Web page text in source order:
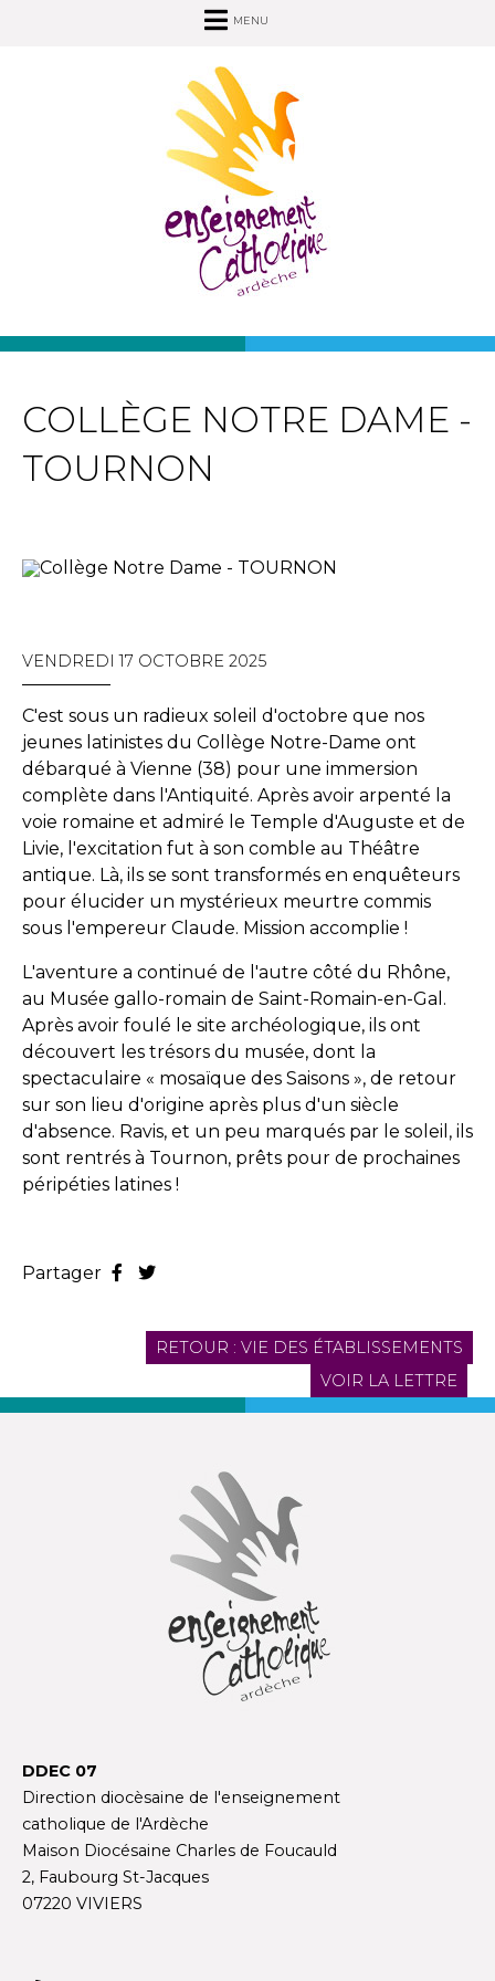
MENU
COLLÈGE NOTRE DAME -
TOURNON
VENDREDI 17 OCTOBRE 2025
C'est sous un radieux soleil d'octobre que nos
jeunes latinistes du Collège Notre-Dame ont
débarqué à Vienne (38) pour une immersion
complète dans l'Antiquité. Après avoir arpenté la
voie romaine et admiré le Temple d'Auguste et de
Livie, l'excitation fut à son comble au Théâtre
antique. Là, ils se sont transformés en enquêteurs
pour élucider un mystérieux meurtre commis
sous l'empereur Claude. Mission accomplie !
L'aventure a continué de l'autre côté du Rhône,
au Musée gallo-romain de Saint-Romain-en-Gal.
Après avoir foulé le site archéologique, ils ont
découvert les trésors du musée, dont la
spectaculaire « mosaïque des Saisons », de retour
sur son lieu d'origine après plus d'un siècle
d'absence. Ravis, et un peu marqués par le soleil, ils
sont rentrés à Tournon, prêts pour de prochaines
péripéties latines !
Partager
RETOUR : VIE DES ÉTABLISSEMENTS
VOIR LA LETTRE
DDEC 07
Direction diocèsaine de l'enseignement
catholique de l'Ardèche
Maison Diocésaine Charles de Foucauld
2, Faubourg St-Jacques
07220 VIVIERS